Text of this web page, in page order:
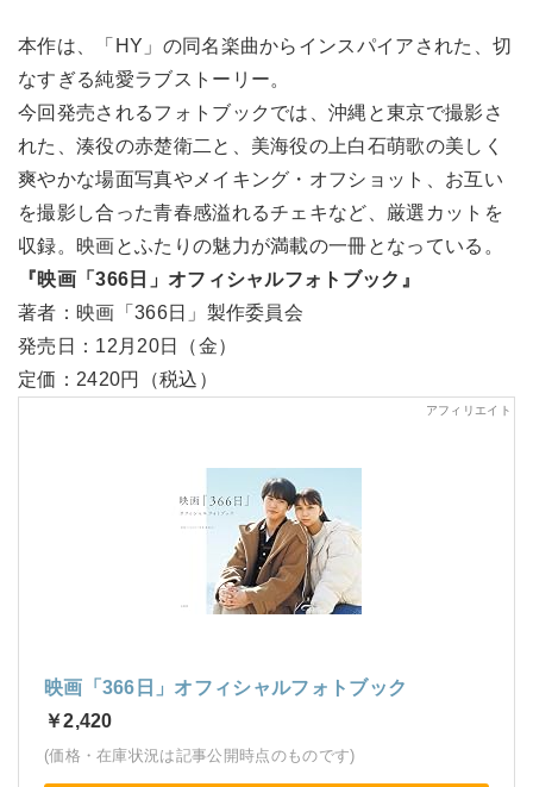
本作は、「HY」の同名楽曲からインスパイアされた、切
なすぎる純愛ラブストーリー。
今回発売されるフォトブックでは、沖縄と東京で撮影さ
れた、湊役の赤楚衛二と、美海役の上白石萌歌の美しく
爽やかな場面写真やメイキング・オフショット、お互い
を撮影し合った青春感溢れるチェキなど、厳選カットを
収録。映画とふたりの魅力が満載の一冊となっている。
『映画「366日」オフィシャルフォトブック』
著者：映画「366日」製作委員会
発売日：12月20日（金）
定価：2420円（税込）
映画「366日」オフィシャルフォトブック
￥2,420
(価格・在庫状況は記事公開時点のものです)